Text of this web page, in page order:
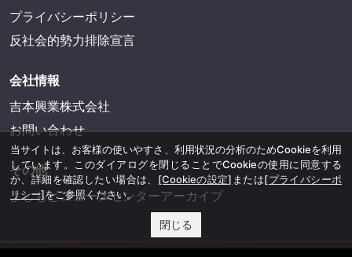
プライバシーポリシー
反社会的勢力排除宣言
会社情報
吉本興業株式会社
お問い合わせ
その他
よしもとニュースセンターアーカイブ
当サイトは、お客様の使いやすさ、利用状況の分析のためCookieを利用
しています。このダイアログを閉じることでCookieの使用に同意する
か、詳細を確認したい場合は、 [Cookieの設定] または[プライバシーポ
リシー]をご参照ください。
閉じる